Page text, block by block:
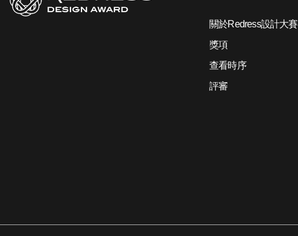
關於Redress設計大賽
獎項
查看時序
評審